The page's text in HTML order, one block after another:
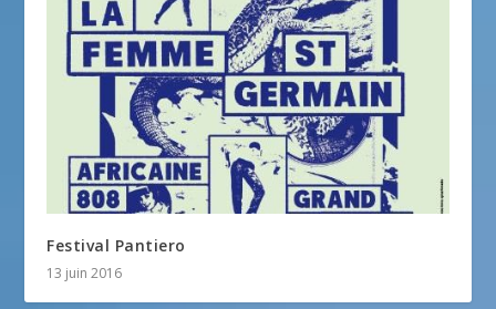
Festival Pantiero
13 juin 2016